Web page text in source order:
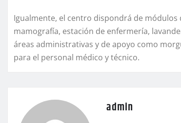
Igualmente, el centro dispondrá de módulos
mamografía, estación de enfermería,
áreas administrativas y de apoyo como
para el personal médico y técnico.
admin